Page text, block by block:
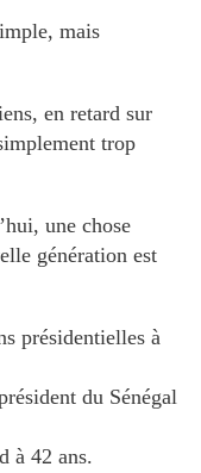
mais
en retard sur
trop
une chose
génération est
présidentielles à
du Sénégal
à 42 ans.